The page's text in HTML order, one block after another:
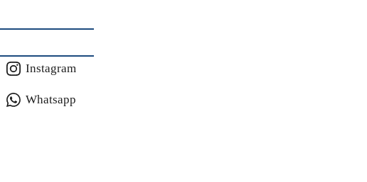
Instagram
Whatsapp